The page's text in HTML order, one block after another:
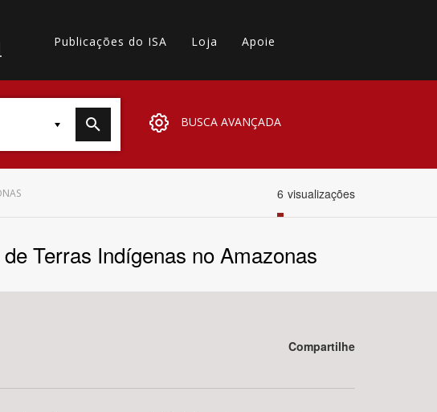
Publicações do ISA Loja Apoie
BUSCA AVANÇADA
6 visualizações
Terras Indígenas no Amazonas
Compartilhe